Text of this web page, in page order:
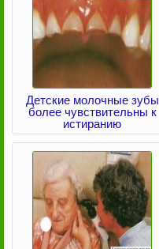
Детские молочные зубы
более чувствительны к
истиранию